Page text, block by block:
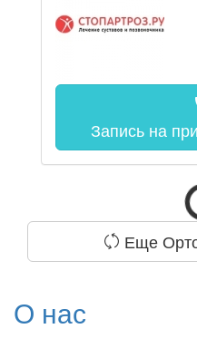
Запись на
Еще
О нас